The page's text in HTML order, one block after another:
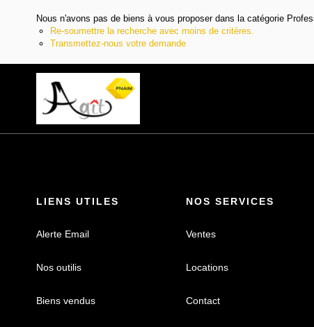
Nous n'avons pas de biens à vous proposer dans la catégorie
Re-soumettre la recherche avec moins de critères.
Transmettez-nous votre demande
LIENS UTILES
Alerte Email
Nos outilis
Biens vendus
NOS SERVICES
Ventes
Locations
Contact